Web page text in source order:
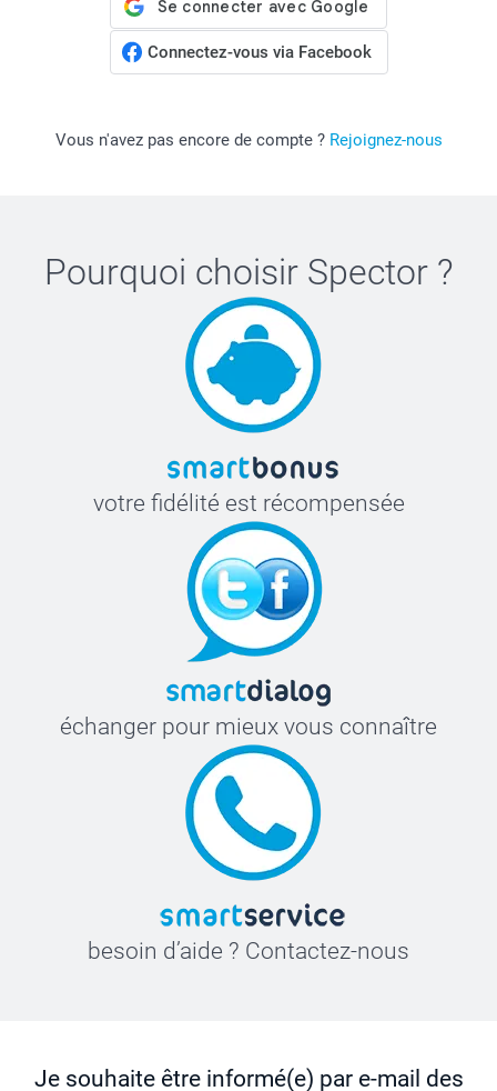
Connectez-vous via Facebook
Vous n'avez pas encore de compte ? Rejoignez-nous
Pourquoi choisir Spector?
votre fidélité est récompensée
échanger pour mieux vous connaître
besoin d’aide ? Contactez-nous
Je souhaite être informé(e) par e-mail des